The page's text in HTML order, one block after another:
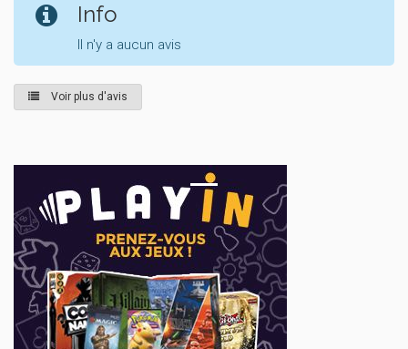
Info
Il n'y a aucun avis
Voir plus d'avis